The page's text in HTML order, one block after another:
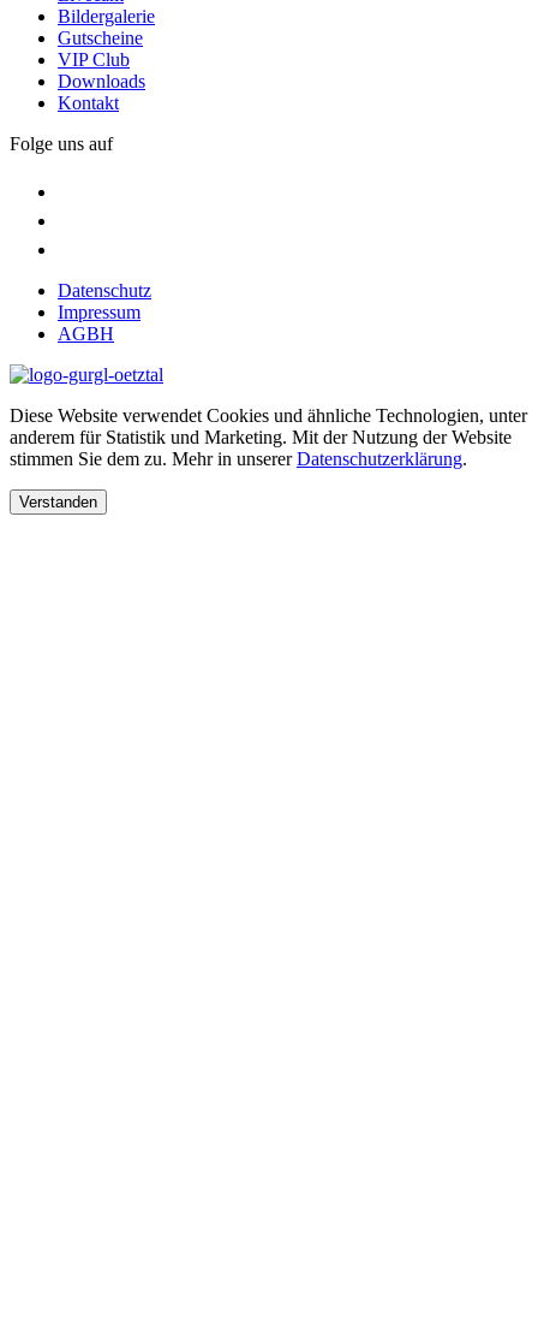
Bildergalerie
Gutscheine
VIP Club
Downloads
Kontakt
Folge uns auf
Datenschutz
Impressum
AGBH
Diese Website verwendet Cookies und ähnliche Technologien, unter
anderem für Statistik und Marketing. Mit der Nutzung der Website
stimmen Sie dem zu. Mehr in unserer Datenschutzerklärung.
Verstanden